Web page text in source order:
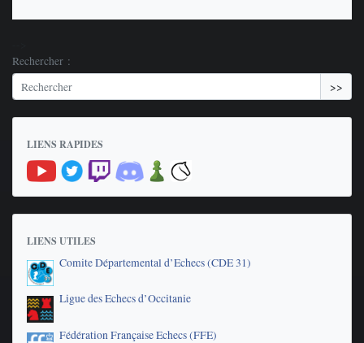
Rechercher :
>>
LIENS RAPIDES
LIENS UTILES
Comite Départemental d’Echecs (CDE 31)
Ligue des Echecs d’Occitanie
Fédération Française Echecs (FFE)